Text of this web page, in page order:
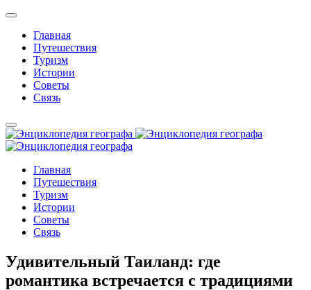
Главная
Путешествия
Туризм
Истории
Советы
Связь
Главная
Путешествия
Туризм
Истории
Советы
Связь
Удивительный Таиланд: где
романтика встречается с традициями